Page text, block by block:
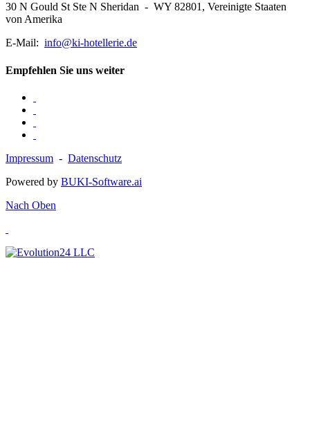
30 N Gould St Ste N Sheridan - WY 82801, Vereinigte Staaten
von Amerika
E-Mail: info@ki-hotellerie.de
Empfehlen Sie uns weiter
Impressum - Datenschutz
Powered by BUKI-Software.ai
Nach Oben